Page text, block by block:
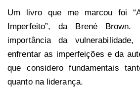
Um livro que me marcou foi
Imperfeito”, da Brené
importância da
enfrentar as imperfeições e da
que considero fundamentais
quanto na liderança.